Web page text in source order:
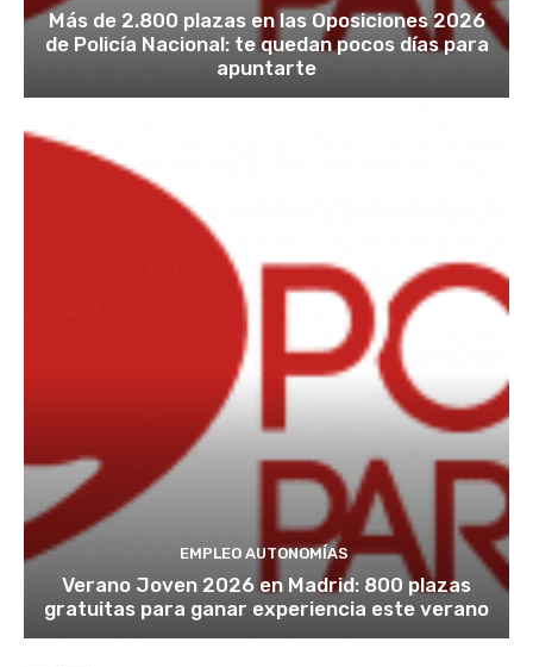
Más de 2.800 plazas en las Oposiciones 2026
de Policía Nacional: te quedan pocos días para
apuntarte
EMPLEO AUTONOMÍAS
Verano Joven 2026 en Madrid: 800 plazas
gratuitas para ganar experiencia este verano